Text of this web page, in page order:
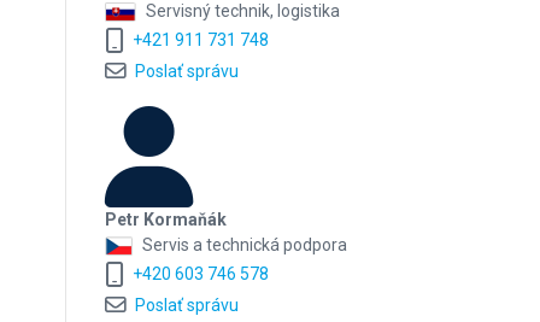
Servisný technik, logistika
+421 911 731 748
Poslať správu
Petr Kormaňák
Servis a technická podpora
+420 603 746 578
Poslať správu